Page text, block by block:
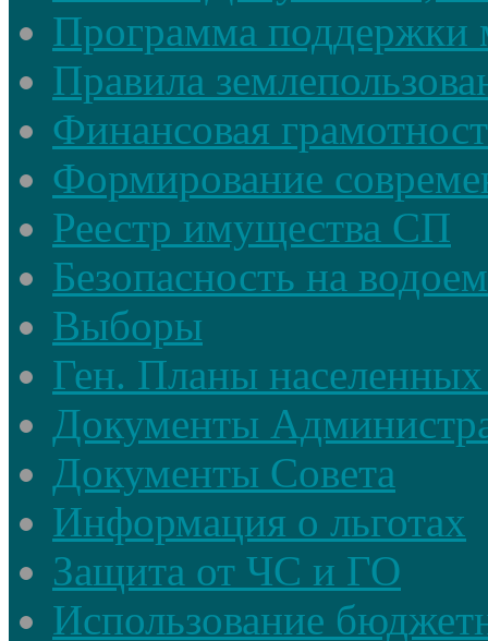
Программа поддержки
Правила
Финансовая
Формирование
Реестр имущества СП
Безопасность на
Выборы
Ген. Планы
Документы
Документы Совета
Информация о льготах
Защита от ЧС и ГО
Использование